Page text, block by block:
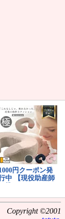
Copyright ©2001